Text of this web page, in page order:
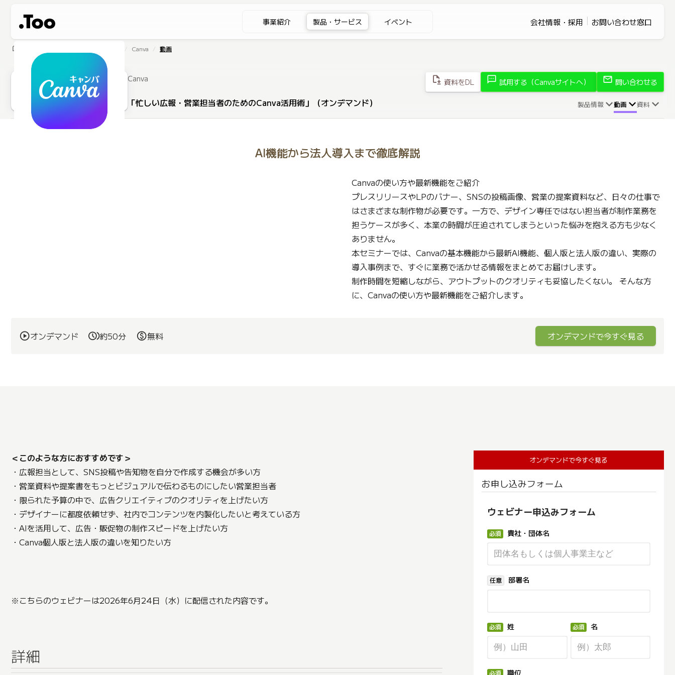
事業紹介 製品・サービス イベント 会社情報・採用 お問い合わせ窓口
home Canva 動画
Canva
「忙しい広報・営業担当者のためのCanva活用術」（オンデマンド）
file_save 資料をDL sms 試用する（Canvaサイトへ） mail 問い合わせる
製品情報 動画 資料
AI機能から法人導入まで徹底解説
Canvaの使い方や最新機能をご紹介
プレスリリースやLPのバナー、SNSの投稿画像、営業の提案資料など、日々の仕事で
はさまざまな制作物が必要です。一方で、デザイン専任ではない担当者が制作業務を
担うケースが多く、本業の時間が圧迫されてしまうといった悩みを抱える方も少なく
ありません。
本セミナーでは、Canvaの基本機能から最新AI機能、個人版と法人版の違い、実際の
導入事例まで、すぐに業務で活かせる情報をまとめてお届けします。
制作時間を短縮しながら、アウトプットのクオリティも妥協したくない。 そんな方
に、Canvaの使い方や最新機能をご紹介します。
オンデマンド 約50分 無料 オンデマンドで今すぐ見る
＜このような方におすすめです＞
・広報担当として、SNS投稿や告知物を自分で作成する機会が多い方
・営業資料や提案書をもっとビジュアルで伝わるものにしたい営業担当者
・限られた予算の中で、広告クリエイティブのクオリティを上げたい方
・デザイナーに都度依頼せず、社内でコンテンツを内製化したいと考えている方
・AIを活用して、広告・販促物の制作スピードを上げたい方
・Canva個人版と法人版の違いを知りたい方
※こちらのウェビナーは2026年6月24日（水）に配信された内容です。
詳細
オンデマンドで今すぐ見る
お申し込みフォーム